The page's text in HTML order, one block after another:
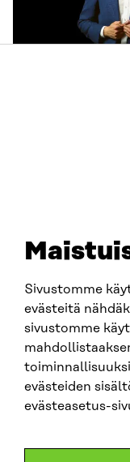
Sivustomme
evästeitä
sivustomme
evästeiden
evästeasetus-
Käyttäjien
Muistio esittää
ARTIKKELI
China shock 2.0
Kiinan